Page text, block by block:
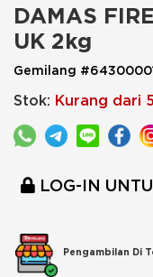
DAMAS
UK 2kg
Gemilang
Stok: Kurang dari 5
LOG-IN
Pengambilan Di